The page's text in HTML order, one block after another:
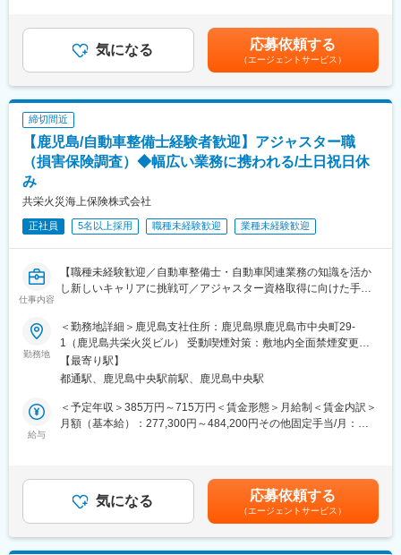
採用育成マネージャー⇒営業所長⇒支社長⇒営業局長⇒本部長
※モデル年収
採用育成マネージャー：420～878万円※平均640万円
同社の魅力
■圧倒的な早期キャリアUP
金融機関では、営業管理職登用に長い期間を要しますが、同社で
向けて2年間の充実したカリキュラムを実施します。そのため地方
銀行、信用金庫、共済などの保険業界未経験者の方々も入社いた
■充実した2年間の育成カリキュラム
採用育成マネジャーが必要とする採用・育成の基礎を学ぶため入
業所でOJTを実施します。
2年間、本社・支社・営業所が一体となって業務に必要な知識や実
践的なスキルを磨いていただくために一人ひとりが着実に成長で
きる環境を整えバックアップします。
■商工会議所とのパートナーシップ
同社は古くから全国の商工会議所／商工会と連携し、地域経済の
その歴史により、商工会議所からの紹介や協業によって訪問のき
っかけを作りやすいアドバンテージは他社にはない有利性があり
じて上下する可能性があります。月給(月額)は固定手当を含めた表
記です。気になる 応募依頼する
（エージェントサービス）
締切間近
【鹿児島/自動車整備士経験者歓迎】アジャスター職
（損害保険調査）◆幅広い業務に携われる/土日祝日休
み
共栄火災海上保険株式会社
正社員 5名以上採用 職種未経験歓迎 業種未経験歓迎
仕事内容
【職種未経験歓迎／自動車整備士・自動車関連業務の知識を活か
し新しいキャリアに挑戦可／アジャスター資格取得に向けた手厚
■業務内容
アジャスターは、保険に加入しているお客さまが自動車事故に遭
った際、正確な事故状況を調べ、適正な修理費を算出し、示談交
渉などの業務を担当します。修理方法や傷の確認といった自動車
整備士の知識を活かすことができます。整備士としての業務も一
部あります。1案件を1名で担当しますが、難しい案件は3名体制
で臨むなど、業務としてのフォロー体制は万全です。
ら、電話や報告書などを通じて経緯や状況を聞きます。
（2）損害・原因調査：事故現場や修理工場へ出向き、専用のメジ
ャーやデジカメを用いて、車の損傷程度、衝突したものや道路状
勤務地
＜勤務地詳細＞鹿児島支社住所：鹿児島県鹿児島市中央町29-
1（鹿児島共栄火災ビル） 受動喫煙対策：敷地内全面禁煙変更の
範囲：会社の定める事業所（リモートワーク含む）
【最寄り駅】
都通駅、鹿児島中央駅前駅、鹿児島中央駅
給与
＜予定年収＞385万円～715万円＜賃金形態＞月給制＜賃金内訳＞
月額（基本給）：277,300円～484,200円その他固定手当/月：
給：年1回、賞与：年2回賃金はあくまでも目安の金額であり、選
考を通じて上下する可能性があります。月給(月額)は固定手当を含
めた表記です。
気になる 応募依頼する
（エージェントサービス）